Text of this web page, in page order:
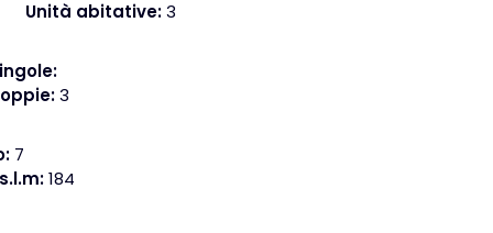
Unità abitative:3
3
7
184